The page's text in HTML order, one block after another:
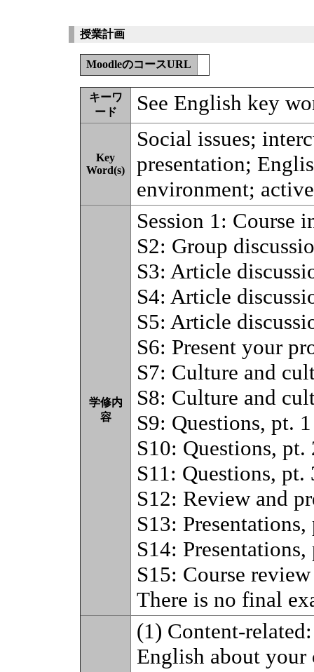
授業計画
MoodleのコースURL
キーワ
ード
See English key
Key
Word(s)
Social issues;
presentation;
environment;
学修内
容
Session 1: Course
S2: Group
S3: Article
S4: Article
S5: Article
S6: Present your
S7: Culture and
S8: Culture and
S9: Questions, pt. 1
S10: Questions, pt.
S11: Questions, pt.
S12: Review and
S13: Presentations,
S14: Presentations,
S15: Course review
There is no final
(1) Content-
English about your